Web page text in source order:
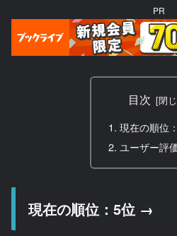
PR
目次
現在の順位
ユーザー評
現在の順位：5位 →